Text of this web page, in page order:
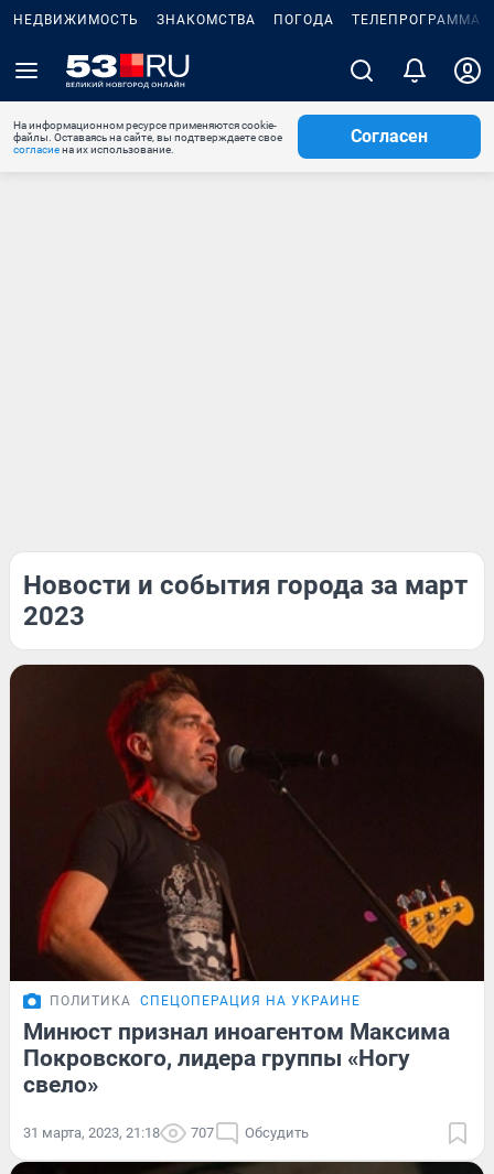
НЕДВИЖИМОСТЬ ЗНАКОМСТВА ПОГОДА ТЕЛЕПРОГРАММА
На информационном ресурсе применяются cookie-
файлы. Оставаясь на сайте, вы подтверждаете свое
согласиена их использование.
Согласен
Новости и события города за март
2023
ПОЛИТИКА СПЕЦОПЕРАЦИЯ НА УКРАИНЕ
Минюст признал иноагентом Максима
Покровского, лидера группы «Ногу
свело»
31 марта, 2023, 21:18 707 Обсудить